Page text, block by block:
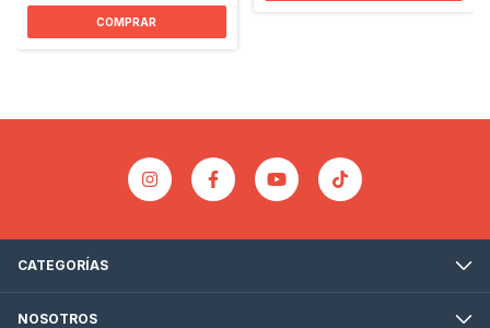
COMPRAR
CATEGORÍAS
NOSOTROS